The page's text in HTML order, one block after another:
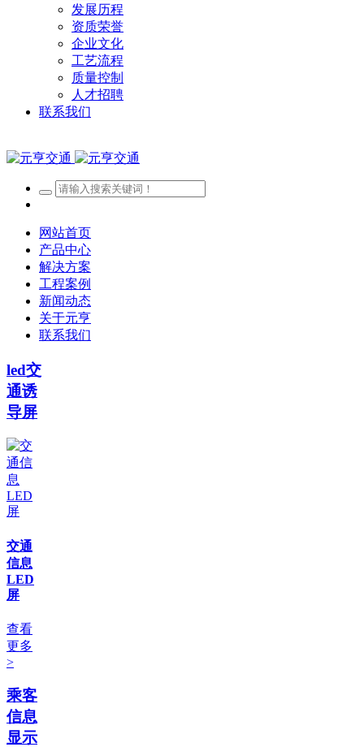
发展历程
资质荣誉
企业文化
工艺流程
质量控制
人才招聘
联系我们
网站首页
产品中心
解决方案
工程案例
新闻动态
关于元亨
联系我们
led交
通诱
导屏
交通
信息
LED
屏
查看
更多
>
乘客
信息
显示